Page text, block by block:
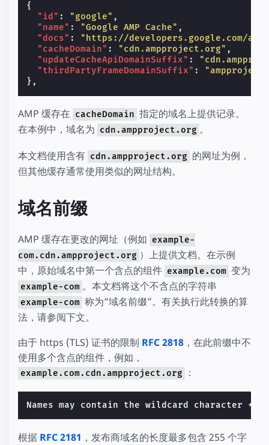
{
"id" : "google" ,
"name" : "Google AMP Cache" ,
"docs" :
"https://developers.google.com/
"cacheDomain" : "cdn.ampproject.org" ,
"updateCacheApiDomainSuffix" :
"thirdPartyFrameDomainSuffix" :
},
AMP 缓存在 cacheDomain 指定的域名上提供记录。
在本例中，域名为 cdn.ampproject.org 。
本文档使用含有 cdn.ampproject.org 的网址为例，
但其他缓存通常使用类似的网址结构。
域名前缀
AMP 缓存在更改的网址（例如 example-
com.cdn.ampproject.org ）上提供文档。在示例
中，原始域名中第一个含点的组件 example.com 变为
example-com 。本文档将这个不含点的字符串
example-com 称为“域名前缀”。有关执行此转换的算
法，请参阅下文。
由于 https (TLS) 证书的限制 RFC 2818 ，在此前缀中不
使用多个含点的组件，例如，
example.com.cdn.ampproject.org ：
Names may contain the wildcard character *
根据 RFC 2181 ，发布商域名的长度最多包含 255 个字